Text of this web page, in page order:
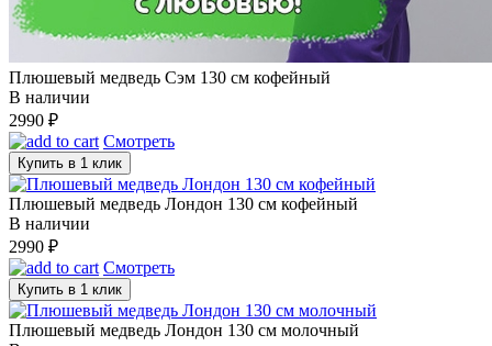
Плюшевый медведь Сэм 130 см кофейный
В наличии
2990 ₽
Смотреть
Купить в 1 клик
Плюшевый медведь Лондон 130 см кофейный
В наличии
2990 ₽
Смотреть
Купить в 1 клик
Плюшевый медведь Лондон 130 см молочный